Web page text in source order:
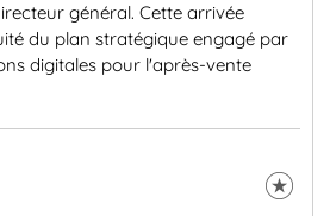
général. Cette arrivée
du plan stratégique engagé par
digitales pour l'après-vente